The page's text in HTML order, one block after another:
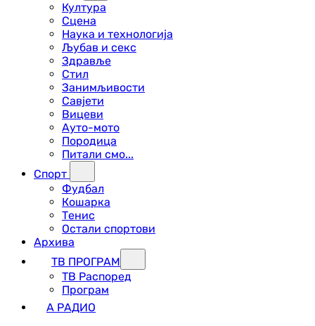
Култура
Сцена
Наука и технологија
Љубав и секс
Здравље
Стил
Занимљивости
Савјети
Вицеви
Ауто-мото
Породица
Питали смо...
Спорт
Фудбал
Кошарка
Тенис
Остали спортови
Архива
ТВ ПРОГРАМ
ТВ Распоред
Програм
А РАДИО